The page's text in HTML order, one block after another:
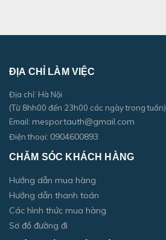
ĐỊA CHỈ LÀM VIỆC
Địa chỉ: Hà Nội
(Từ 8hh00 đến 23h00 các ngày trong tuần)
Email: mesportauth@gmail.com
Điện thoại: 0904600893
CHĂM SÓC KHÁCH HÀNG
Hướng dẫn mua hàng
Hướng dẫn thanh toán
Các hình thức mua hàng
Sơ đồ đường đi